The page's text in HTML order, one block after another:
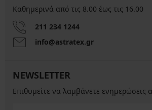
Καθημερινά από τις 8.00 έως τις 16.00
211 234 1244
info@astratex.gr
NEWSLETTER
Επιθυμείτε να λαμβάνετε ενημερώσεις